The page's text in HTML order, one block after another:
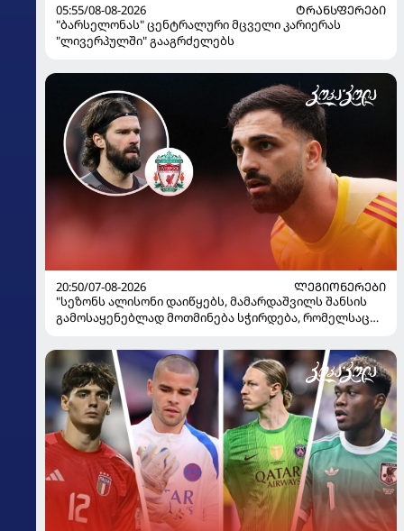
05:55/08-08-2026
ᲢᲠᲐᲜᲡᲤᲔᲠᲔᲑᲘ
"ბარსელონას" ცენტრალური მცველი კარიერას
"ლივერპულში" გააგრძელებს
20:50/07-08-2026
ᲚᲔᲒᲘᲝᲜᲔᲠᲔᲑᲘ
"სეზონს ალისონი დაიწყებს, მამარდაშვილს შანსის
გამოსაყენებლად მოთმინება სჭირდება, რომელსაც
ყოფილმა მეკარემ